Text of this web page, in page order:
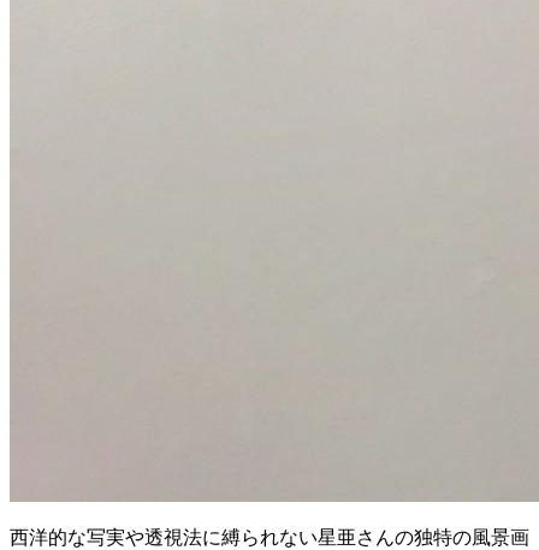
西洋的な写実や透視法に縛られない星亜さんの独特の風景画